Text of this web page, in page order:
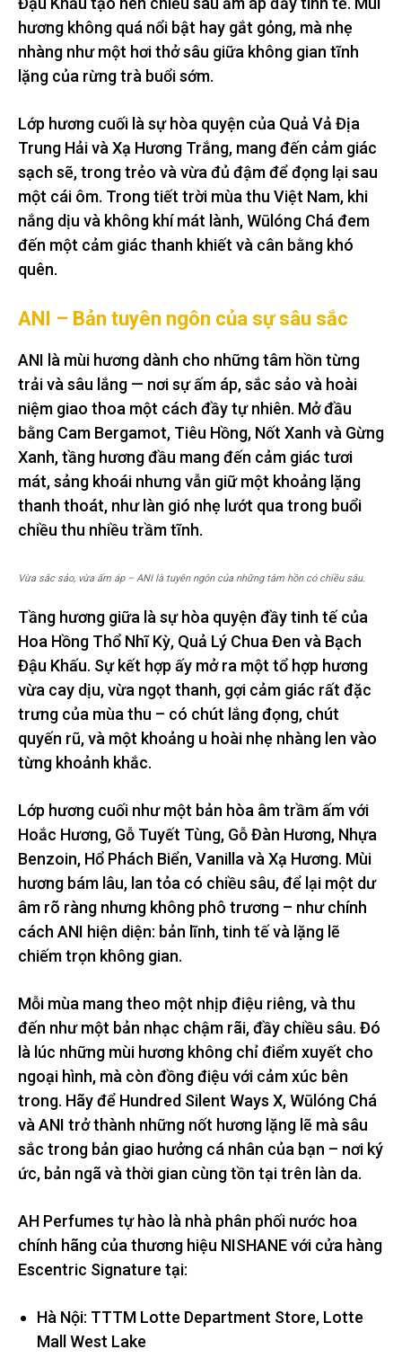
hương không quá nổi bật hay gắt gỏng, mà nhẹ
nhàng như một hơi thở sâu giữa không gian tĩnh
lặng của rừng trà buổi sớm.
Lớp hương cuối là sự hòa quyện của Quả Vả Địa
Trung Hải và Xạ Hương Trắng, mang đến cảm giác
sạch sẽ, trong trẻo và vừa đủ đậm để đọng lại sau
một cái ôm. Trong tiết trời mùa thu Việt Nam, khi
nắng dịu và không khí mát lành, Wūlóng Chá đem
đến một cảm giác thanh khiết và cân bằng khó
quên.
ANI – Bản tuyên ngôn của sự sâu sắc
ANI là mùi hương dành cho những tâm hồn từng
trải và sâu lắng — nơi sự ấm áp, sắc sảo và hoài
niệm giao thoa một cách đầy tự nhiên. Mở đầu
bằng Cam Bergamot, Tiêu Hồng, Nốt Xanh và Gừng
Xanh, tầng hương đầu mang đến cảm giác tươi
mát, sảng khoái nhưng vẫn giữ một khoảng lặng
thanh thoát, như làn gió nhẹ lướt qua trong buổi
chiều thu nhiều trầm tĩnh.
Vừa sắc sảo, vừa ấm áp – ANI là tuyên ngôn của những tâm hồn có chiều sâu.
Tầng hương giữa là sự hòa quyện đầy tinh tế của
Hoa Hồng Thổ Nhĩ Kỳ, Quả Lý Chua Đen và Bạch
Đậu Khấu. Sự kết hợp ấy mở ra một tổ hợp hương
vừa cay dịu, vừa ngọt thanh, gợi cảm giác rất đặc
trưng của mùa thu – có chút lắng đọng, chút
quyến rũ, và một khoảng u hoài nhẹ nhàng len vào
từng khoảnh khắc.
Lớp hương cuối như một bản hòa âm trầm ấm với
Hoắc Hương, Gỗ Tuyết Tùng, Gỗ Đàn Hương, Nhựa
Benzoin, Hổ Phách Biển, Vanilla và Xạ Hương. Mùi
hương bám lâu, lan tỏa có chiều sâu, để lại một dư
âm rõ ràng nhưng không phô trương – như chính
cách ANI hiện diện: bản lĩnh, tinh tế và lặng lẽ
chiếm trọn không gian.
Mỗi mùa mang theo một nhịp điệu riêng, và thu
đến như một bản nhạc chậm rãi, đầy chiều sâu. Đó
là lúc những mùi hương không chỉ điểm xuyết cho
ngoại hình, mà còn đồng điệu với cảm xúc bên
trong. Hãy để Hundred Silent Ways X, Wūlóng Chá
và ANI trở thành những nốt hương lặng lẽ mà sâu
sắc trong bản giao hưởng cá nhân của bạn – nơi ký
ức, bản ngã và thời gian cùng tồn tại trên làn da.
AH Perfumes tự hào là nhà phân phối nước hoa
chính hãng của thương hiệu NISHANE với cửa hàng
Escentric Signature tại:
Hà Nội: TTTM Lotte Department Store, Lotte
Mall West Lake